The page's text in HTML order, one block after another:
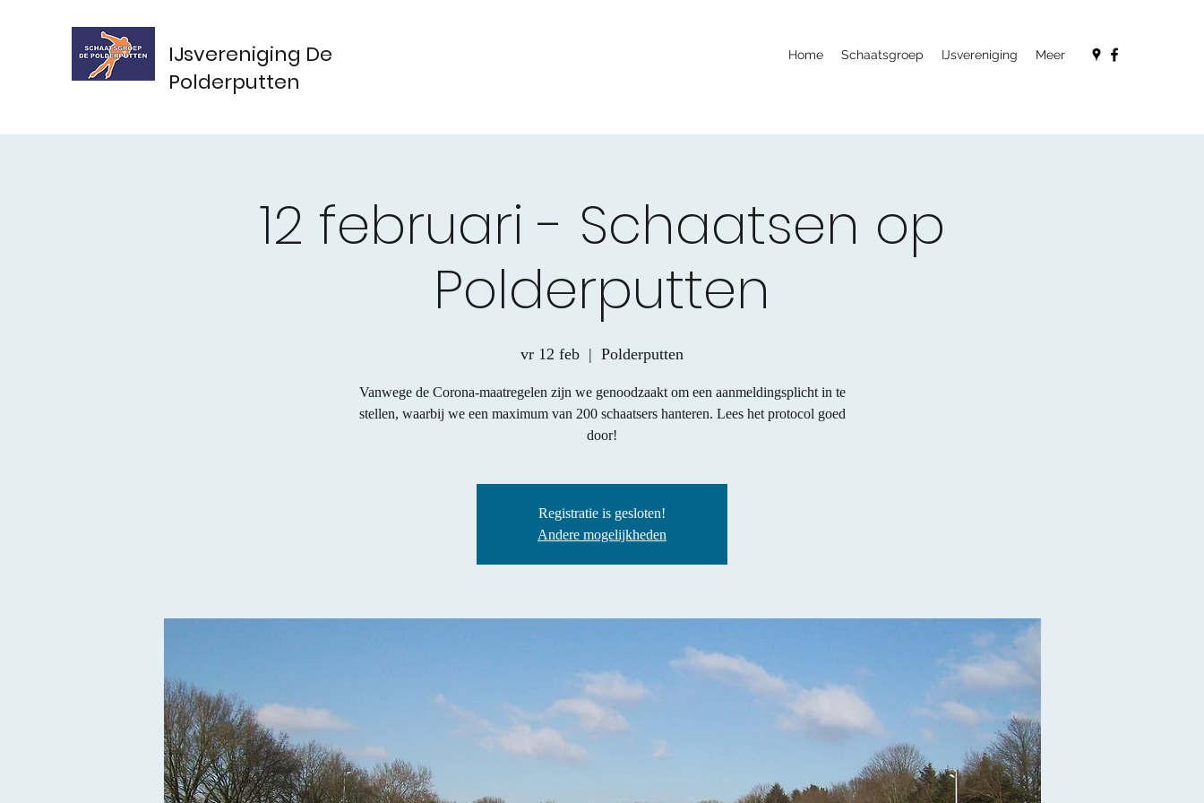
IJsvereniging De
Polderputten
Home Schaatsgroep IJsvereniging Meer
12 februari - Schaatsen op
Polderputten
vr 12 feb
  |
Polderputten
Vanwege de Corona-maatregelen zijn we genoodzaakt om een aanmeldingsplicht in te
stellen, waarbij we een maximum van 200 schaatsers hanteren. Lees het protocol goed
door!
Registratie is gesloten!
Andere mogelijkheden